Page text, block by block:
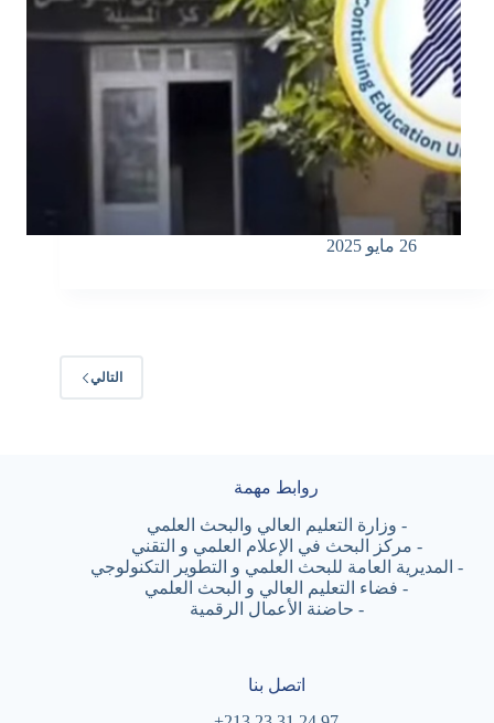
26 مايو 2025
التالي
روابط مهمة
- وزارة التعليم العالي والبحث العلمي
- مركز البحث في الإعلام العلمي و التقني
- المديرية العامة للبحث العلمي و التطوير التكنولوجي
- فضاء التعليم العالي و البحث العلمي
- حاضنة الأعمال الرقمية
اتصل بنا